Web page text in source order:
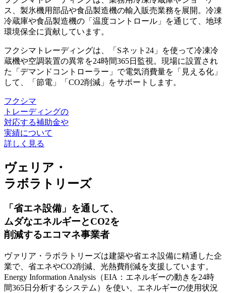
ス、製氷機用部品や食品製造機の輸入販売業務を展開。 冷凍
冷蔵庫や食品製造機の「温度コントロール」を通じて、地球
環境保全に貢献しています。
フクシマトレーディングは、「Sネット24」を使って冷凍冷
蔵機や空調装置の異常を24時間365日監視。現場に設置され
た「デマンドコントローラー」で電気消費量を「見える化」
して、「節電」「CO2削減」をサポートします。
フクシマ
トレーディングの
対応する補助金や
実績について
詳しく見る
ヴェリア・
ラボラトリーズ
「省エネ設備」を通して、
ムダなエネルギーとCO2を
削減するエコマネ事業者
ヴァリア・ラボラトリーズは建築や省エネ設備に精通した企
業で、省エネやCO2削減、光熱費削減を支援しています。
Energy Information Analysis（EIA：エネルギーの動きを24時
間365日分析するシステム）を使い、エネルギーの使用状況